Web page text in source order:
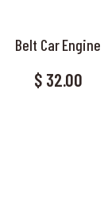
Belt Car Engine
$ 32.00